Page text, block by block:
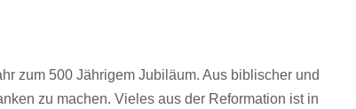
zum 500 Jährigem Jubiläum. Aus biblischer und
zu machen. Vieles aus der Reformation ist in